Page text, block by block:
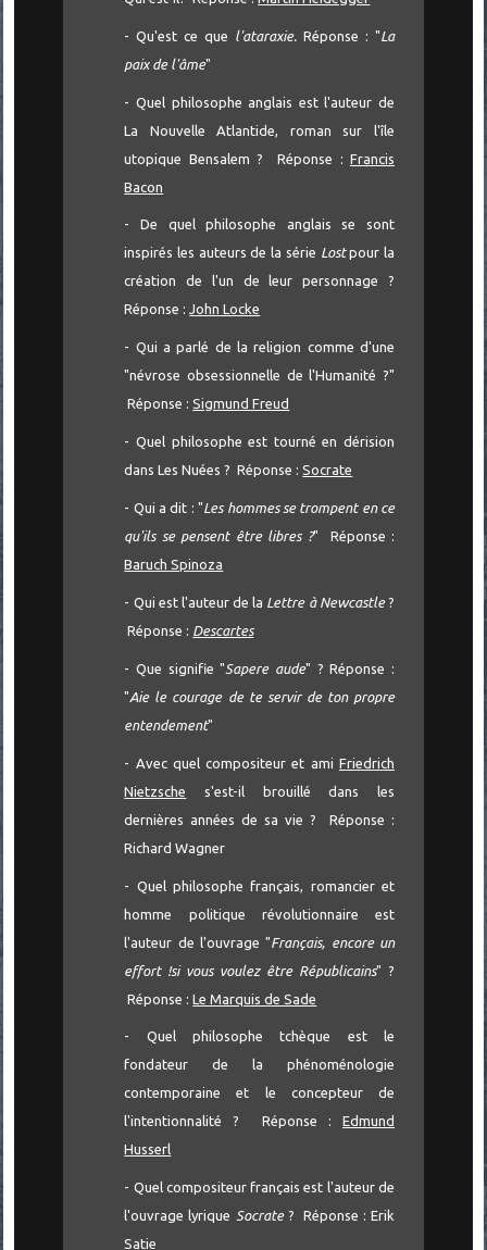
- Qu'est ce que l'ataraxie. Réponse : "La
paix de l'âme"
- Quel philosophe anglais est l'auteur de
La Nouvelle Atlantide, roman sur l'île
utopique Bensalem ? Réponse : Francis
Bacon
- De quel philosophe anglais se sont
inspirés les auteurs de la série Lostpour la
création de l'un de leur personnage ?
Réponse :John Locke
- Qui a parlé de la religion comme d'une
"névrose obsessionnelle de l'Humanité ?"
Réponse :Sigmund Freud
- Quel philosophe est tourné en dérision
dans Les Nuées ? Réponse :Socrate
- Qui a dit : "Les hommes se trompent en ce
qu'ils se pensent être libres ?" Réponse :
Baruch Spinoza
- Qui est l'auteur de la Lettre à Newcastle?
Réponse : Descartes
- Que signifie "Sapere aude" ? Réponse :
"Aie le courage de te servir de ton propre
entendement"
- Avec quel compositeur et ami Friedrich
Nietzsche s'est-il brouillé dans les
dernières années de sa vie ? Réponse :
Richard Wagner
- Quel philosophe français, romancier et
homme politique révolutionnaire est
l'auteur de l'ouvrage "Français, encore un
effort !si vous voulez être Républicains" ?
Réponse :Le Marquis de Sade
- Quel philosophe tchèque est le
fondateur de la phénoménologie
contemporaine et le concepteur de
l'intentionnalité ? Réponse : Edmund
Husserl
- Quel compositeur français est l'auteur de
l'ouvrage lyrique Socrate? Réponse : Erik
Satie